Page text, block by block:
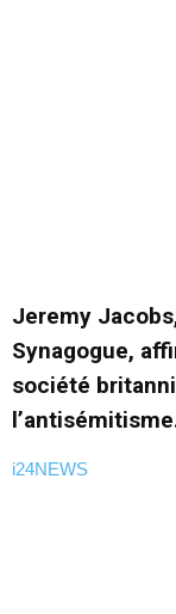
Jeremy
Synagogue,
société
i24NEWS